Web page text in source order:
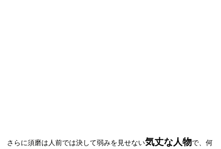
さらに須磨は人前では決して弱みを見せない気丈な人物で、何